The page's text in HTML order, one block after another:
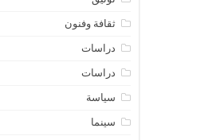
ثقافة وفنون
دراسات
دراسات
سياسة
سينما